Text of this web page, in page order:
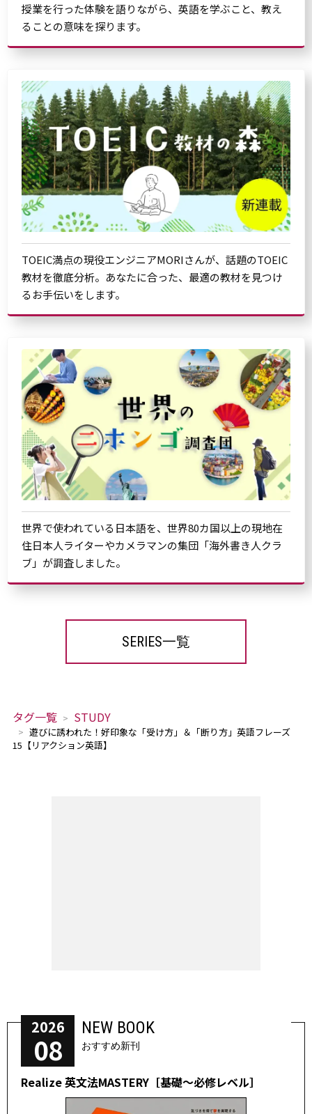
授業を行った体験を語りながら、英語を学ぶこと、教え
ることの意味を探ります。
TOEIC満点の現役エンジニアMORIさんが、話題のTOEIC
教材を徹底分析。あなたに合った、最適の教材を見つけ
るお手伝いをします。
世界で使われている日本語を、世界80カ国以上の現地在
住日本人ライターやカメラマンの集団「海外書き人クラ
ブ」が調査しました。
SERIES一覧
タグ一覧 STUDY
遊びに誘われた！好印象な「受け方」＆「断り方」英語フレーズ
15【リアクション英語】
2026
08
NEW BOOK
おすすめ新刊
Realize 英文法MASTERY［基礎～必修レベル］